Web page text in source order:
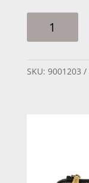
MUJER
FLORENCIA
SKU: 9001203